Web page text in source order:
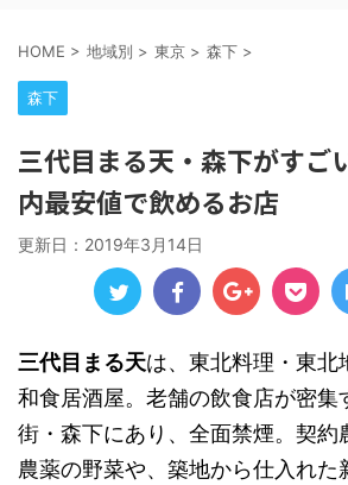
HOME > 地域別 > 東京 > 森下 >
森下
三代目まる天・森下がすご
内最安値で飲めるお店
更新日： 2019年3月14日
三代目まる天は、東北料理・東北
和食居酒屋。老舗の飲食店が密集
街・森下にあり、全面禁煙。契約
農薬の野菜や、築地から仕入れた